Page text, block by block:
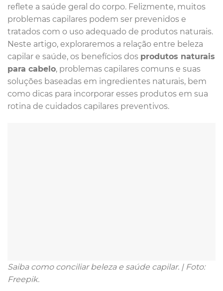
reflete a saúde geral do corpo. Felizmente, muitos
problemas capilares podem ser prevenidos e
tratados com o uso adequado de produtos naturais.
Neste artigo, exploraremos a relação entre beleza
capilar e saúde, os benefícios dos produtos naturais
para cabelo, problemas capilares comuns e suas
soluções baseadas em ingredientes naturais, bem
como dicas para incorporar esses produtos em sua
rotina de cuidados capilares preventivos.
Saiba como conciliar beleza e saúde capilar. | Foto:
Freepik.